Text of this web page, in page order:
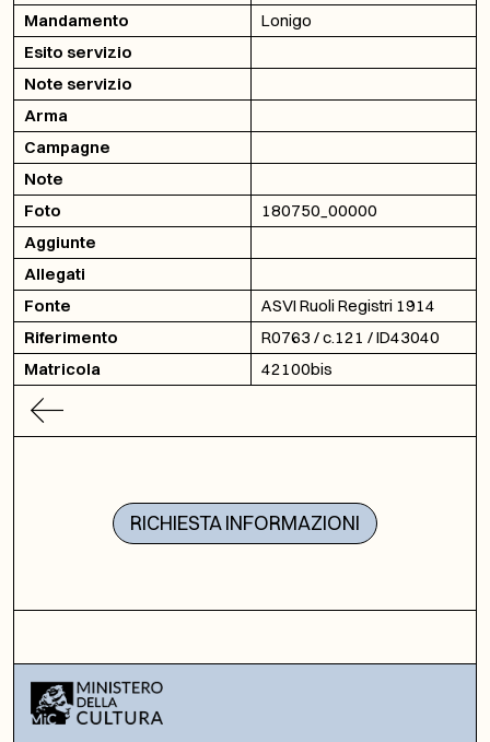
Mandamento
Lonigo
Esito servizio
Note servizio
Arma
Campagne
Note
Foto
180750_00000
Aggiunte
Allegati
Fonte
ASVI Ruoli Registri 1914
Riferimento
R0763 / c.121 / ID43040
Matricola
42100bis
RICHIESTA INFORMAZIONI